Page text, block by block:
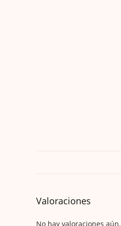
Valoraciones
No hay valoraciones aún.